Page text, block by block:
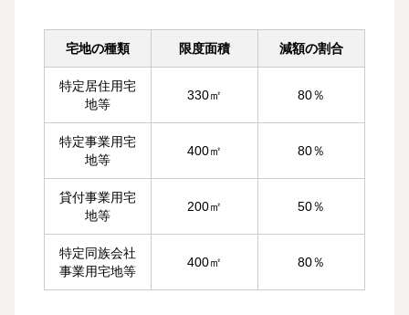
宅地の種類 限度面積 減額の割合
特定居住用宅
地等
330㎡ 80％
特定事業用宅
地等
400㎡ 80％
貸付事業用宅
地等
200㎡ 50％
特定同族会社
事業用宅地等
400㎡ 80％